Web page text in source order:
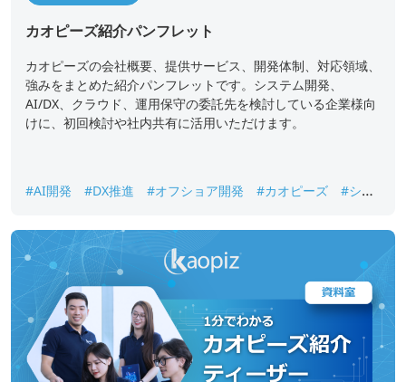
カオピーズ紹介パンフレット
カオピーズの会社概要、提供サービス、開発体制、対応領域、
強みをまとめた紹介パンフレットです。システム開発、
AI/DX、クラウド、運用保守の委託先を検討している企業様向
けに、初回検討や社内共有に活用いただけます。
#AI開発 #DX推進 #オフショア開発 #カオピーズ
#シス